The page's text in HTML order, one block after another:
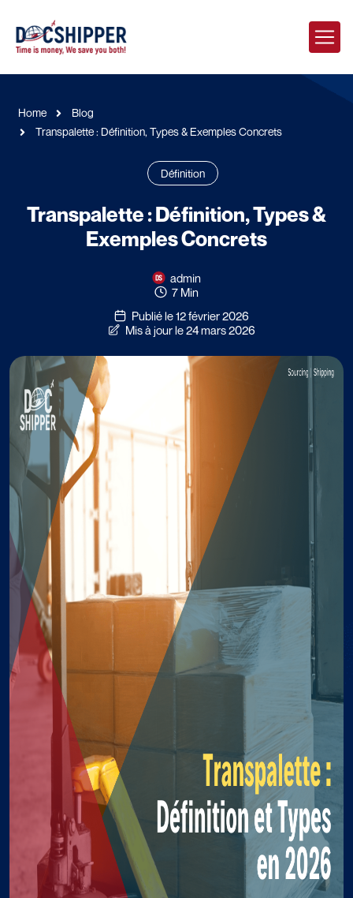
Home
Blog
Transpalette : Définition, Types & Exemples Concrets
Définition
Transpalette : Définition, Types &
Exemples Concrets
admin
7 Min
Publié le 12 février 2026
Mis à jour le 24 mars 2026